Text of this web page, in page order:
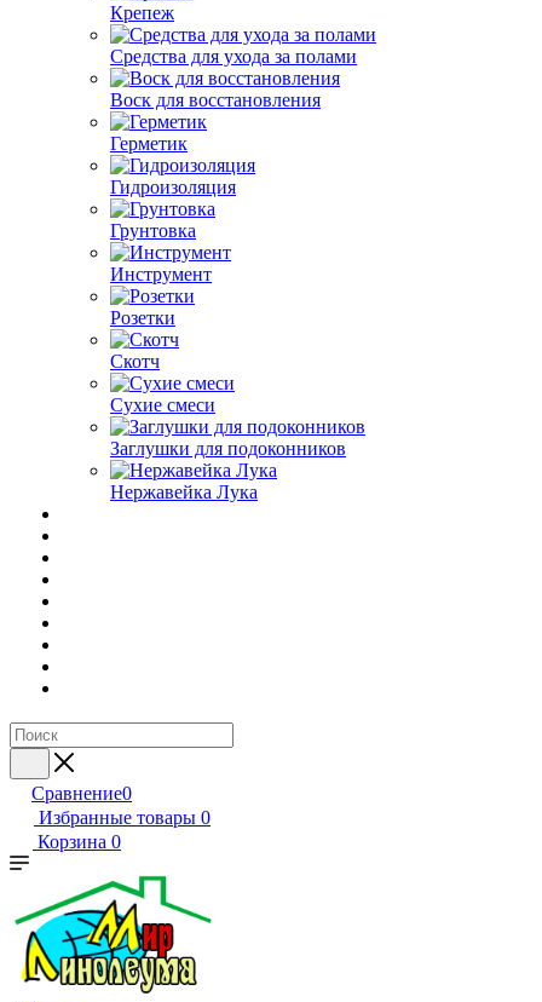
Крепеж
Средства для ухода за полами
Воск для восстановления
Герметик
Гидроизоляция
Грунтовка
Инструмент
Розетки
Скотч
Сухие смеси
Заглушки для подоконников
Нержавейка Лука
Сравнение0
Избранные товары 0
Корзина 0